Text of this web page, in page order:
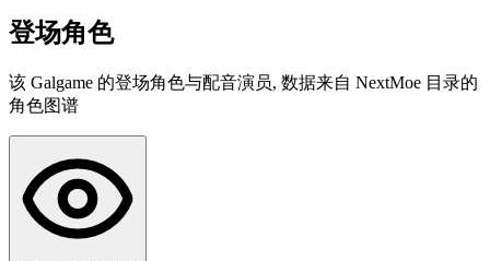
登场角色
该 Galgame 的登场角色与配音演员, 数据来自 NextMoe 目录的
角色图谱